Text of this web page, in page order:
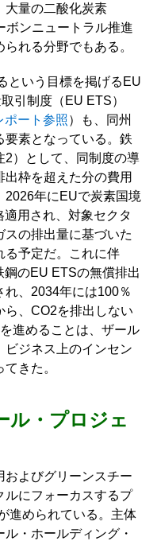
大量の二酸化炭素
ボンニュートラル推進
れる分野でもある。
という目標を掲げるEU
引制度（EU ETS）
ポート参照）も、同州
要素となっている。鉄
2）として、同制度の導
出枠を超えた分の費用
2026年にEUで炭素国境
用され、対象セクタ
の排出量に基づいた
る予定だ。これに伴
のEU ETSの無償排出
、2034年には100％
ら、CO2を排出しない
進めることは、ザール
ビジネス上のインセン
きた。
ル・プロジェ
およびグリーンスチー
ルにフォーカスするプ
進められている。主体
・ホールディング・